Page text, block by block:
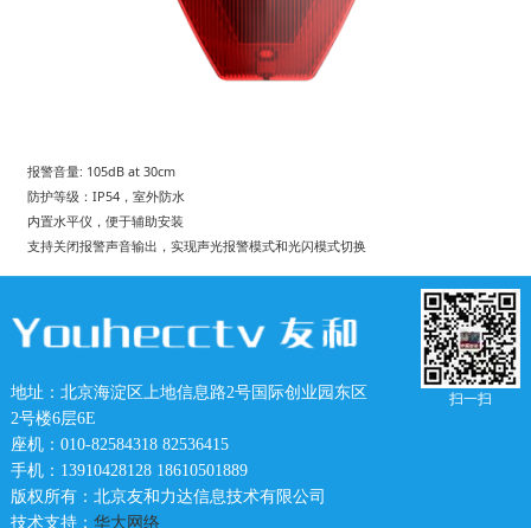
报警音量: 105dB at 30cm
防护等级：IP54，室外防水
内置水平仪，便于辅助安装
支持关闭报警声音输出，实现声光报警模式和光闪模式切换
地址：北京海淀区上地信息路2号国际创业园东区
2号楼6层6E
座机：010-82584318 82536415
手机：13910428128 18610501889
版权所有：北京友和力达信息技术有限公司
技术支持： 华大网络
扫一扫